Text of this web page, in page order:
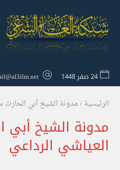
24 صفر 1448
الرئيسية/مدونة الشيخ أبي الحارث
مدونة الشيخ أبي
العياشي الرداعي